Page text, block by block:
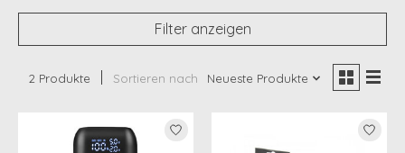
Filter anzeigen
2 Produkte Sortieren nach Neueste Produkte